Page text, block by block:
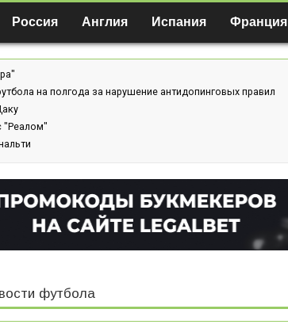
Россия Англия Испания Франция
на полгода за нарушение антидопинговых правил
"Реалом"
футбола